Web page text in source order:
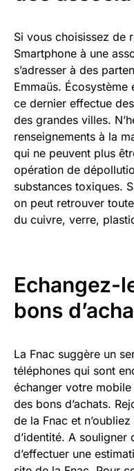
Si vous choisissez de
Smartphone à une
s’adresser à des
Emmaüs.
ce dernier effectue
des grandes villes.
renseignements à la
qui ne peuvent plus
opération de
substances toxiques.
on peut retrouver
du cuivre, verre,
Echangez-
bons
La Fnac suggère un
téléphones qui sont
échanger votre
des bons d’achats.
de la Fnac et
d’identité. A
d’effectuer une